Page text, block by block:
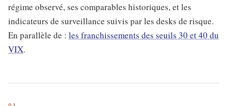
régime observé, ses comparables historiques, et les
indicateurs de surveillance suivis par les desks de risque.
En parallèle de : les franchissements des seuils 30 et 40 du
VIX.